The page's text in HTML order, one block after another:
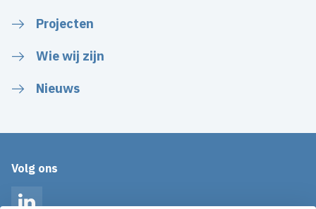
Projecten
Wie wij zijn
Nieuws
Volg ons